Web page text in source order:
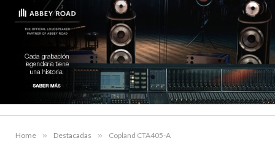
Home » Destacadas » Copland CTA405-A